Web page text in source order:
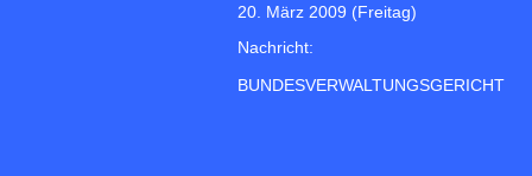
20. März 2009 (Freitag)
Nachricht:
BUNDESVERWALTUNGSGERICHT